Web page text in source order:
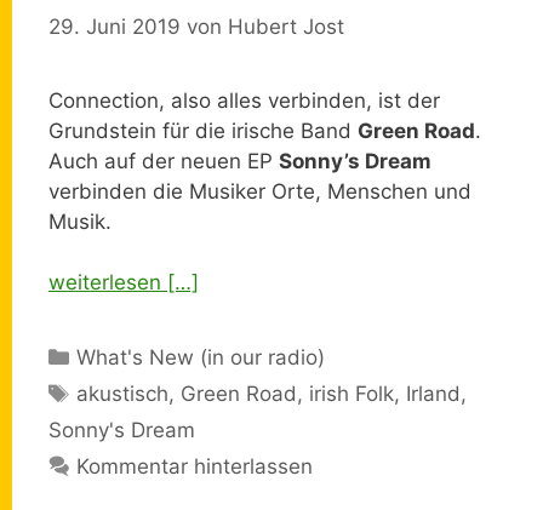
29. Juni 2019 von Hubert Jost
Connection, also alles verbinden, ist der
Grundstein für die irische Band Green Road.
Auch auf der neuen EP Sonny’s Dream
verbinden die Musiker Orte, Menschen und
Musik.
weiterlesen […]
Kategorien
What's New (in our radio)
Schlagwörter
akustisch, Green Road, irish Folk, Irland,
Sonny's Dream
Kommentar hinterlassen